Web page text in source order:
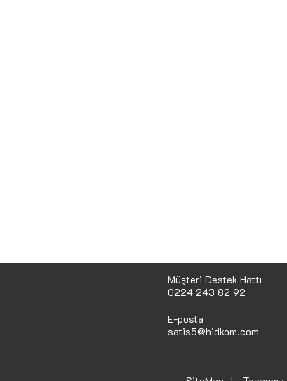
Müşteri Destek Hattı
0224 243 82 92
E-posta
satis5@hidkom.com